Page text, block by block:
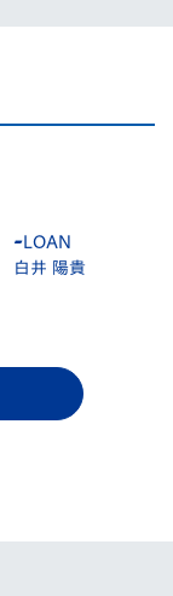
LOAN
白井 陽貴